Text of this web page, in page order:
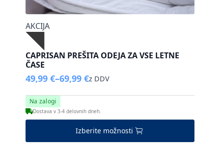
Na zalogi
Dostava v 3-4 delovnih dneh.
AKCIJA
CAPRISAN PREŠITA ODEJA ZA VSE LETNE
ČASE
49,99 €–69,99 €
Cenovni
razpon:
od
49,99 €
do
z DDV
Izberite možnosti
Ta